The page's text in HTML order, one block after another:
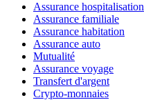
Assurance hospitalisation
Assurance familiale
Assurance habitation
Assurance auto
Mutualité
Assurance voyage
Transfert d'argent
Crypto-monnaies